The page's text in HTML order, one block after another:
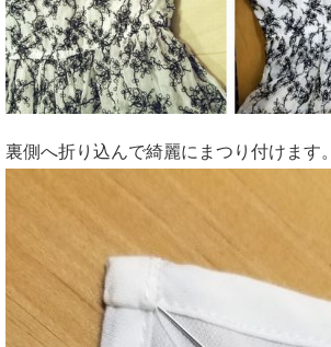
裏側へ折り込んで綺麗にまつり付けます。